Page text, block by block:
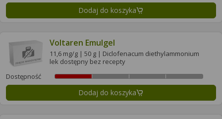
Dodaj do koszyka
Voltaren Emulgel
11,6 mg/g | 50 g | Diclofenacum diethylammonium
lek dostępny bez recepty
Dostępność
Dodaj do koszyka